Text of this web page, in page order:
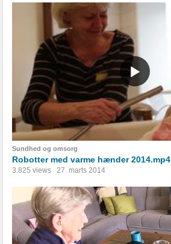
Sundhed og omsorg
Robotter med varme hænder 2014.mp4
3.825 views 27. marts 2014